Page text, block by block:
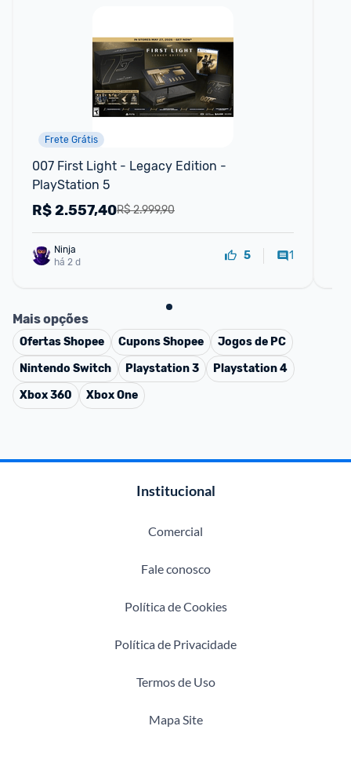
Frete Grátis
007 First Light - Legacy Edition -
PlayStation 5
R$ 2.999,90
R$2.557,40
há 2 d
5 1
Mais opções
OfertasShopee CuponsShopee
Jogos de PC
Nintendo Switch
Playstation 3
Playstation 4
Xbox 360
Xbox One
Institucional
Comercial
Fale conosco
Política de Cookies
Política de Privacidade
Termos de Uso
Mapa Site